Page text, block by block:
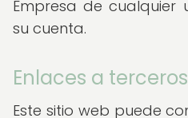
Empresa de cualquier
su cuenta.
Enlaces a terceros
Este sitio web puede